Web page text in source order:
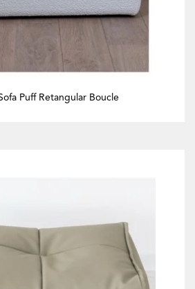
Puff Retangular Boucle